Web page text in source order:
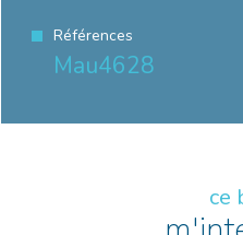
Références
Mau4628
ce